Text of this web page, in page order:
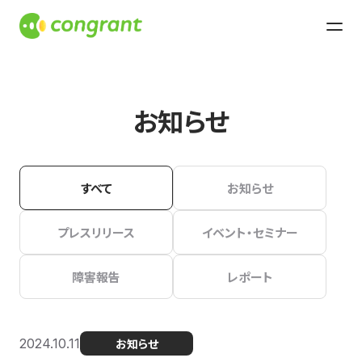
お知らせ
すべて お知らせ
プレスリリース イベント・セミナー
障害報告 レポート
2024.10.11 お知らせ